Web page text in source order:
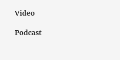
Video
Podcast